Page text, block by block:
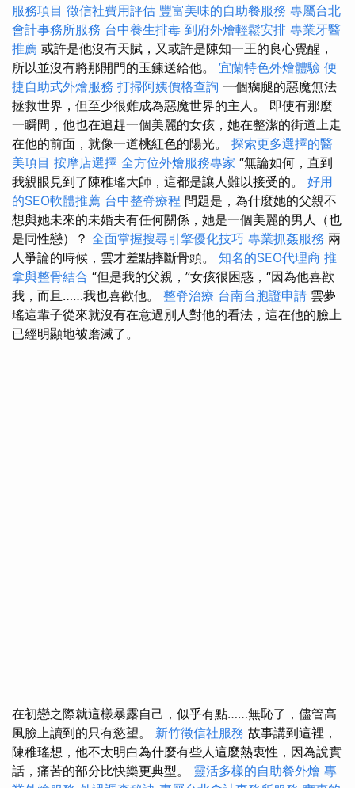
服務項目 徵信社費用評估 豐富美味的自助餐服務 專屬台北
會計事務所服務 台中養生排毒 到府外燴輕鬆安排 專業牙醫
推薦 或許是他沒有天賦，又或許是陳知一王的良心覺醒，
所以並沒有將那開門的玉鍊送給他。 宜蘭特色外燴體驗 便
捷自助式外燴服務 打掃阿姨價格查詢 一個瘸腿的惡魔無法
拯救世界，但至少很難成為惡魔世界的主人。 即使有那麼
一瞬間，他也在追趕一個美麗的女孩，她在整潔的街道上走
在他的前面，就像一道桃紅色的陽光。 探索更多選擇的醫
美項目 按摩店選擇 全方位外燴服務專家 “無論如何，直到
我親眼見到了陳稚瑤大師，這都是讓人難以接受的。 好用
的SEO軟體推薦 台中整脊療程 問題是，為什麼她的​​父親不
想與她未來的未婚夫有任何關係，她是一個美麗的男人（也
是同性戀）？ 全面掌握搜尋引擎優化技巧 專業抓姦服務 兩
人爭論的時候，雲才差點摔斷骨頭。 知名的SEO代理商 推
拿與整骨結合 “但是我的父親，”女孩很困惑，“因為他喜歡
我，而且……我也喜歡他。 整脊治療 台南台胞證申請 雲夢
瑤這輩子從來就沒有在意過別人對他的看法，這在他的臉上
已經明顯地被磨滅了。
在初戀之際就這樣暴露自己，似乎有點……無恥了，儘管高
風臉上讀到的只有慾望。 新竹徵信社服務 故事講到這裡，
陳稚瑤想，他不太明白為什麼有些人這麼熱衷性，因為說實
話，痛苦的部分比快樂更典型。 靈活多樣的自助餐外燴 專